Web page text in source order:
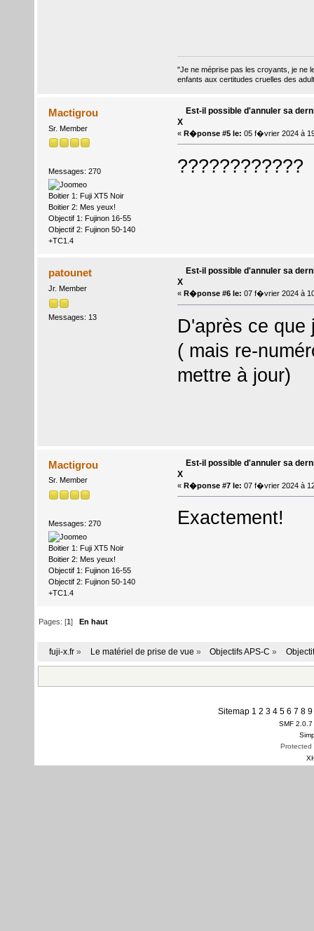
"Je ne méprise pas les croyants, je ne
enfants aux certitudes cruelles des
Mactigrou
Sr. Member
Messages: 270
Boitier 1: Fuji XT5 Noir
Boitier 2: Mes yeux!
Objectif 1: Fujinon 16-55
Objectif 2: Fujinon 50-140
+TC1.4
Est-il possible d'annuler sa
X
« R�ponse #5 le: 05 f�vrier 2024 à
????????????
patounet
Jr. Member
Messages: 13
Est-il possible d'annuler sa
X
« R�ponse #6 le: 07 f�vrier 2024 à
D'après ce que
( mais re-
mettre à jour)
Mactigrou
Sr. Member
Messages: 270
Boitier 1: Fuji XT5 Noir
Boitier 2: Mes yeux!
Objectif 1: Fujinon 16-55
Objectif 2: Fujinon 50-140
+TC1.4
Est-il possible d'annuler sa
X
« R�ponse #7 le: 07 f�vrier 2024 à
Exactement!
Pages: [1] En haut
fuji-x.fr » Le matériel de prise de vue » Objectifs APS-C »
Sitemap 1 2 3 4 5 6 7 8 9
SMF 2.0.7